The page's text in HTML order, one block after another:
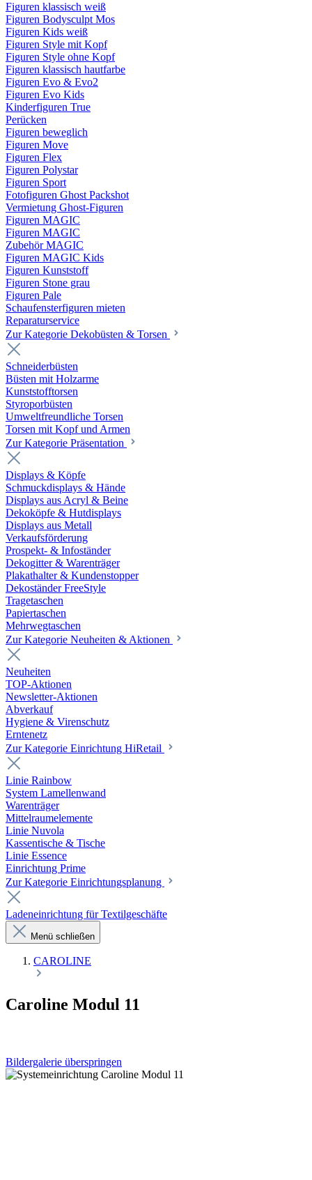
Figuren klassisch weiß
Figuren Bodysculpt Mos
Figuren Kids weiß
Figuren Style mit Kopf
Figuren Style ohne Kopf
Figuren klassisch hautfarbe
Figuren Evo & Evo2
Figuren Evo Kids
Kinderfiguren True
Perücken
Figuren beweglich
Figuren Move
Figuren Flex
Figuren Polystar
Figuren Sport
Fotofiguren Ghost Packshot
Vermietung Ghost-Figuren
Figuren MAGIC
Figuren MAGIC
Zubehör MAGIC
Figuren MAGIC Kids
Figuren Kunststoff
Figuren Stone grau
Figuren Pale
Schaufensterfiguren mieten
Reparaturservice
Zur Kategorie Dekobüsten & Torsen
Schneiderbüsten
Büsten mit Holzarme
Kunststofftorsen
Styroporbüsten
Umweltfreundliche Torsen
Torsen mit Kopf und Armen
Zur Kategorie Präsentation
Displays & Köpfe
Schmuckdisplays & Hände
Displays aus Acryl & Beine
Dekoköpfe & Hutdisplays
Displays aus Metall
Verkaufsförderung
Prospekt- & Infoständer
Dekogitter & Warenträger
Plakathalter & Kundenstopper
Dekoständer FreeStyle
Tragetaschen
Papiertaschen
Mehrwegtaschen
Zur Kategorie Neuheiten & Aktionen
Neuheiten
TOP-Aktionen
Newsletter-Aktionen
Abverkauf
Hygiene & Virenschutz
Erntenetz
Zur Kategorie Einrichtung HiRetail
Linie Rainbow
System Lamellenwand
Warenträger
Mittelraumelemente
Linie Nuvola
Kassentische & Tische
Linie Essence
Einrichtung Prime
Zur Kategorie Einrichtungsplanung
Ladeneinrichtung für Textilgeschäfte
Menü schließen
CAROLINE
Caroline Modul 11
Bildergalerie überspringen